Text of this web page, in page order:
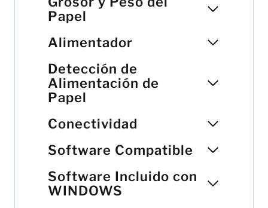
Papel
Alimentador
Detección de
Alimentación de
Papel
Conectividad
Software Compatible
Software Incluido con
WINDOWS